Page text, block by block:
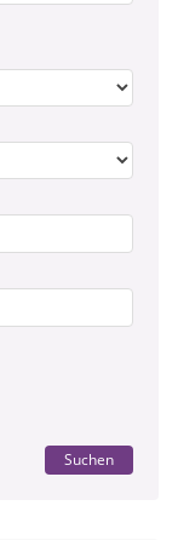
Suchen